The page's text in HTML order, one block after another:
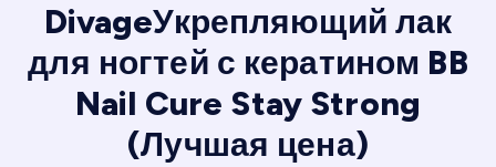
DivageУкрепляющий лак
для ногтей с кератином BB
Nail Cure Stay Strong
(Лучшая цена)